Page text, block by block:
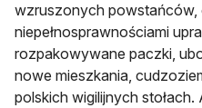
wzruszonych powstańców,
niepełnosprawnościami
rozpakowywane paczki,
nowe mieszkania,
polskich wigilijnych stołach.